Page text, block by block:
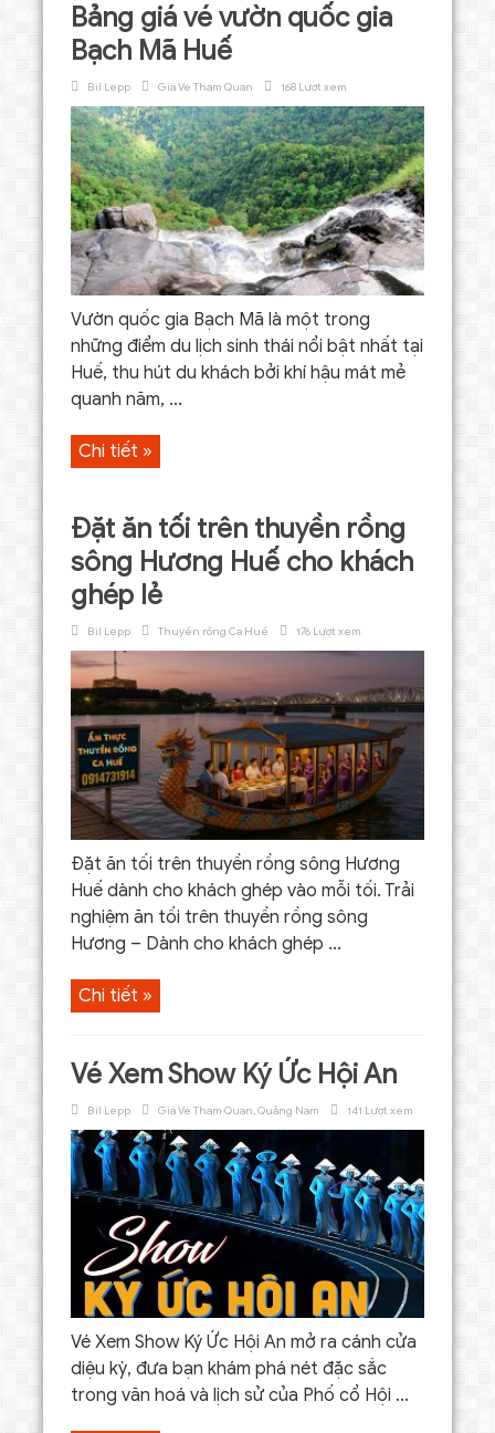
Bảng giá vé vườn quốc gia
Bạch Mã Huế
Bil Lepp Giá Vé Tham Quan 168 Lượt xem
Vườn quốc gia Bạch Mã là một trong
những điểm du lịch sinh thái nổi bật nhất tại
Huế, thu hút du khách bởi khí hậu mát mẻ
quanh năm, ...
Chi tiết »
Đặt ăn tối trên thuyền rồng
sông Hương Huế cho khách
ghép lẻ
Bil Lepp Thuyền rồng Ca Huế 176 Lượt xem
Đặt ăn tối trên thuyền rồng sông Hương
Huế dành cho khách ghép vào mỗi tối. Trải
nghiệm ăn tối trên thuyền rồng sông
Hương – Dành cho khách ghép ...
Chi tiết »
Vé Xem Show Ký Ức Hội An
Bil Lepp Giá Vé Tham Quan,Quảng Nam 141 Lượt xem
Vé Xem Show Ký Ức Hội An mở ra cánh cửa
diệu kỳ, đưa bạn khám phá nét đặc sắc
trong văn hoá và lịch sử của Phố cổ Hội ...